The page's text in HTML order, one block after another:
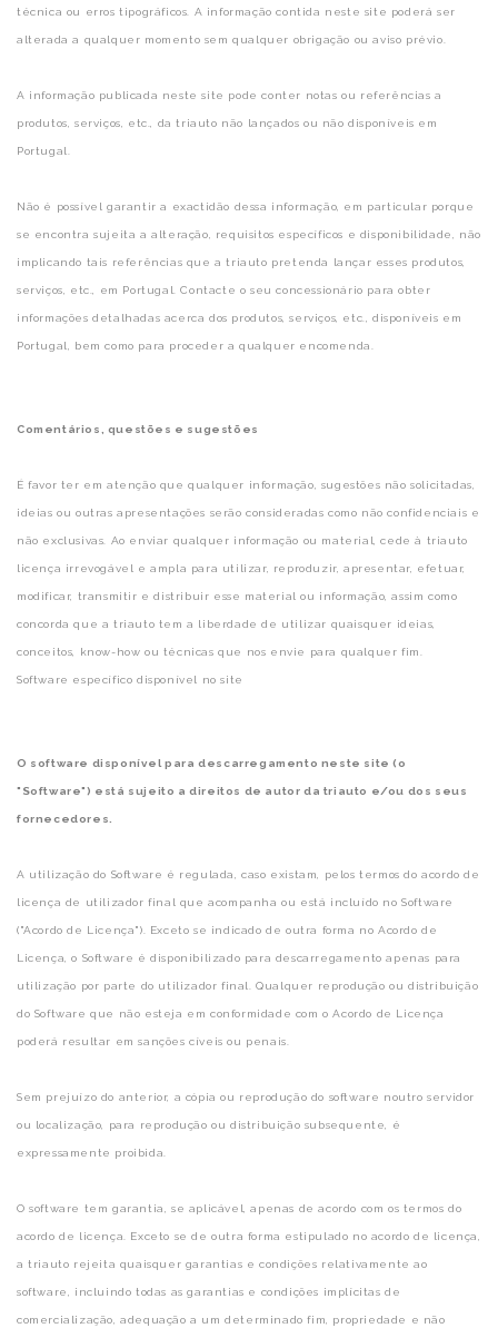
técnica ou erros tipográficos. A informação contida neste site poderá ser
alterada a qualquer momento sem qualquer obrigação ou aviso prévio.
A informação publicada neste site pode conter notas ou referências a
produtos, serviços, etc., da triauto não lançados ou não disponíveis em
Portugal.
Não é possível garantir a exactidão dessa informação, em particular porque
se encontra sujeita a alteração, requisitos específicos e disponibilidade, não
implicando tais referências que a triauto pretenda lançar esses produtos,
serviços, etc., em Portugal. Contacte o seu concessionário para obter
informações detalhadas acerca dos produtos, serviços, etc., disponíveis em
Portugal, bem como para proceder a qualquer encomenda.
Comentários, questões e sugestões
É favor ter em atenção que qualquer informação, sugestões não solicitadas,
ideias ou outras apresentações serão consideradas como não confidenciais e
não exclusivas. Ao enviar qualquer informação ou material, cede à triauto
licença irrevogável e ampla para utilizar, reproduzir, apresentar, efetuar,
modificar, transmitir e distribuir esse material ou informação, assim como
concorda que a triauto tem a liberdade de utilizar quaisquer ideias,
conceitos, know-how ou técnicas que nos envie para qualquer fim.
Software específico disponível no site
O software disponível para descarregamento neste site (o
"Software") está sujeito a direitos de autor da triauto e/ou dos seus
fornecedores.
A utilização do Software é regulada, caso existam, pelos termos do acordo de
licença de utilizador final que acompanha ou está incluído no Software
("Acordo de Licença"). Exceto se indicado de outra forma no Acordo de
Licença, o Software é disponibilizado para descarregamento apenas para
utilização por parte do utilizador final. Qualquer reprodução ou distribuição
do Software que não esteja em conformidade com o Acordo de Licença
poderá resultar em sanções cíveis ou penais.
Sem prejuízo do anterior, a cópia ou reprodução do software noutro servidor
ou localização, para reprodução ou distribuição subsequente, é
expressamente proibida.
O software tem garantia, se aplicável, apenas de acordo com os termos do
acordo de licença. Exceto se de outra forma estipulado no acordo de licença,
a triauto rejeita quaisquer garantias e condições relativamente ao
software, incluindo todas as garantias e condições implícitas de
comercialização, adequação a um determinado fim, propriedade e não